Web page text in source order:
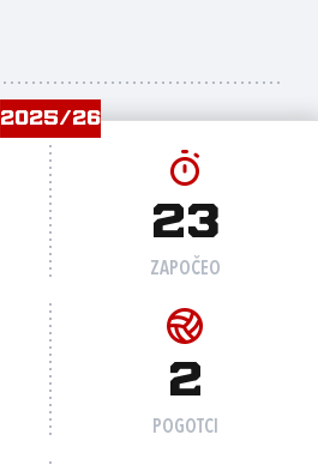
2025/26
23
ZAPOČEO
2
POGOTCI